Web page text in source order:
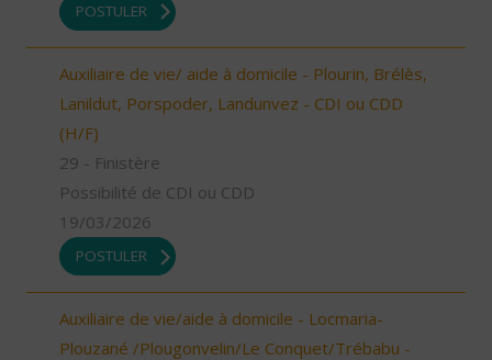
POSTULER
Auxiliaire de vie/ aide à domicile - Plourin, Brélès,
Lanildut, Porspoder, Landunvez - CDI ou CDD
(H/F)
29 - Finistère
Possibilité de CDI ou CDD
19/03/2026
POSTULER
Auxiliaire de vie/aide à domicile - Locmaria-
Plouzané /Plougonvelin/Le Conquet/Trébabu -